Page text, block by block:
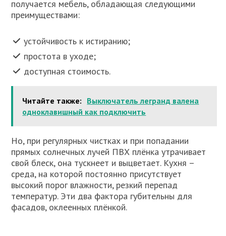
получается мебель, обладающая следующими
преимуществами:
устойчивость к истиранию;
простота в уходе;
доступная стоимость.
Читайте также: Выключатель легранд валена
одноклавишный как подключить
Но, при регулярных чистках и при попадании
прямых солнечных лучей ПВХ плёнка утрачивает
свой блеск, она тускнеет и выцветает. Кухня –
среда, на которой постоянно присутствует
высокий порог влажности, резкий перепад
температур. Эти два фактора губительны для
фасадов, оклеенных плёнкой.